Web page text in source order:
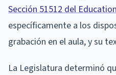
Sección 51512 del
específicamente a los
grabación en el aula, y su
La Legislatura determinó